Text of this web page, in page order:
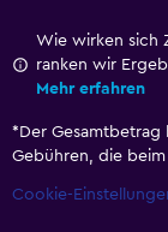
Wie wirken sich
ranken wir
Mehr erfahren
* Der
Gebühren, die
Cookie-